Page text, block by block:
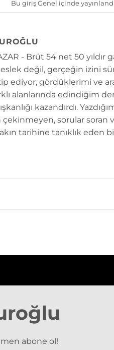
Bu giriş Genel içinde
- Brüt 54 net 50
değil, gerçeğin izini
ediyor, gördüklerimi ve
alanlarında edindiğim
kazandırdı.
çekinmeyen, sorular
tarihine tanıklık eden
abone ol!